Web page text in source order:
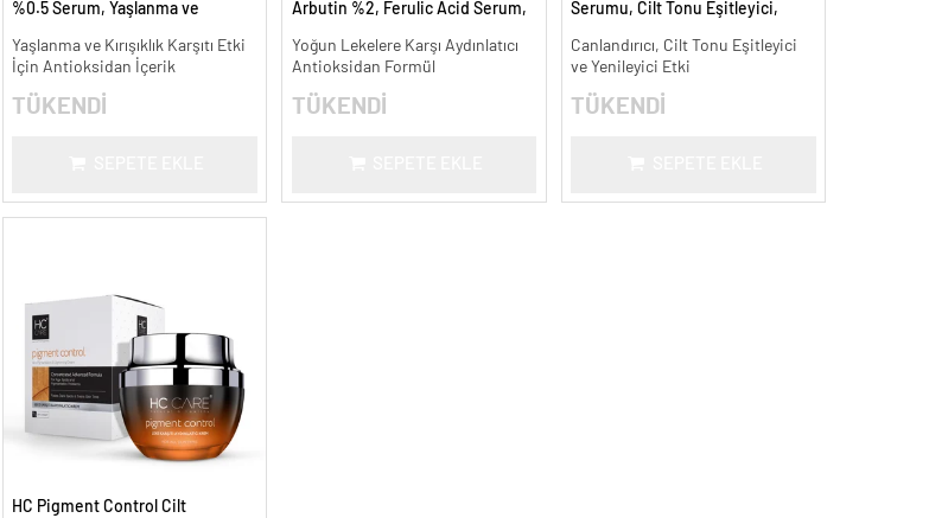
%0.5 Serum, Yaşlanma ve
Yaşlanma ve Kırışıklık Karşıtı Etki
İçin Antioksidan İçerik
TÜKENDİ
Arbutin %2, Ferulic Acid Serum,
ml.
Yoğun Lekelere Karşı Aydınlatıcı
Antioksidan Formül
TÜKENDİ
Serumu, Cilt Tonu Eşitleyici,
Canlandırıcı, Cilt Tonu Eşitleyici
ve Yenileyici Etki
TÜKENDİ
HC Pigment Control Cilt